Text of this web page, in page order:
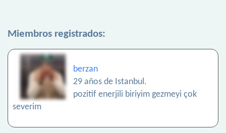
Miembros registrados:
berzan
29 años de Istanbul.
pozitif enerjili biriyim gezmeyi çok
severim